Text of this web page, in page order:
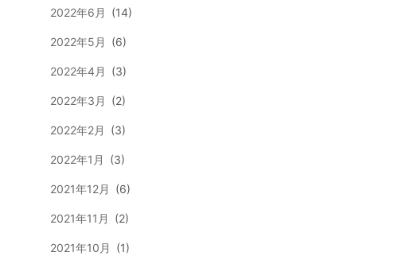
2022年6月 (14)
2022年5月 (6)
2022年4月 (3)
2022年3月 (2)
2022年2月 (3)
2022年1月 (3)
2021年12月 (6)
2021年11月 (2)
2021年10月 (1)